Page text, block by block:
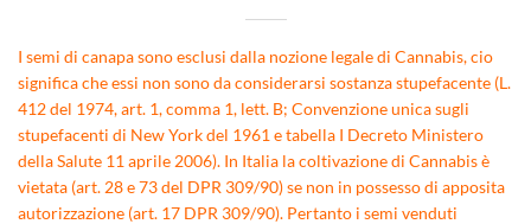
I semi di canapa sono esclusi dalla nozione legale di Cannabis, cio
significa che essi non sono da considerarsi sostanza stupefacente (L.
412 del 1974, art. 1, comma 1, lett. B; Convenzione unica sugli
stupefacenti di New York del 1961 e tabella I Decreto Ministero
della Salute 11 aprile 2006). In Italia la coltivazione di Cannabis è
vietata (art. 28 e 73 del DPR 309/90) se non in possesso di apposita
autorizzazione (art. 17 DPR 309/90). Pertanto i semi venduti